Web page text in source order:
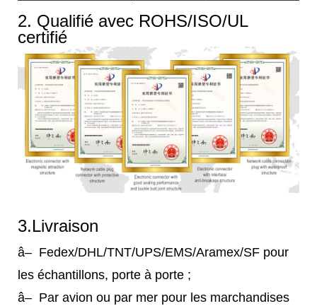
2. Qualifié avec ROHS/ISO/UL
certifié
3.Livraison
â– Fedex/DHL/TNT/UPS/EMS/Aramex/SF pour
les échantillons, porte à porte ;
â– Par avion ou par mer pour les marchandises